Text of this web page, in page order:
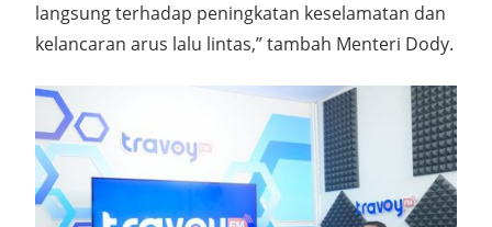
langsung terhadap peningkatan keselamatan dan
kelancaran arus lalu lintas,” tambah Menteri Dody.